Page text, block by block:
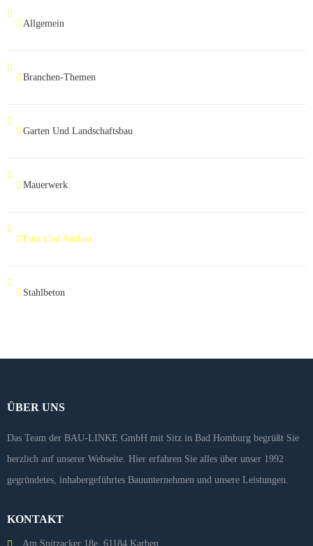
Allgemein
Branchen-Themen
Garten Und Landschaftsbau
Mauerwerk
Putz Und Ausbau
Stahlbeton
ÜBER UNS
Das Team der BAU-LINKE GmbH mit Sitz in Bad Homburg begrüßt Sie
herzlich auf unserer Webseite. Hier erfahren Sie alles über unser 1992
gegründetes, inhabergeführtes Bauunternehmen und unsere Leistungen.
KONTAKT
Am Spitzacker 18e, 61184 Karben